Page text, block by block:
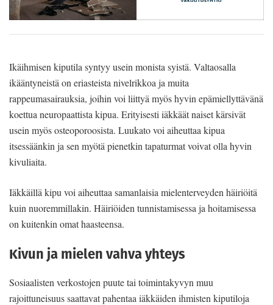
Ikäihmisen kiputila syntyy usein monista syistä. Valtaosalla
ikääntyneistä on eriasteista nivelrikkoa ja muita
rappeumasairauksia, joihin voi liittyä myös hyvin epämiellyttävänä
koettua neuropaattista kipua. Erityisesti iäkkäät naiset kärsivät
usein myös osteoporoosista. Luukato voi aiheuttaa kipua
itsessäänkin ja sen myötä pienetkin tapaturmat voivat olla hyvin
kivuliaita.
Iäkkäillä kipu voi aiheuttaa samanlaisia mielenterveyden häiriöitä
kuin nuoremmillakin. Häiriöiden tunnistamisessa ja hoitamisessa
on kuitenkin omat haasteensa.
Kivun ja mielen vahva yhteys
Sosiaalisten verkostojen puute tai toimintakyvyn muu
rajoittuneisuus saattavat pahentaa iäkkäiden ihmisten kiputiloja